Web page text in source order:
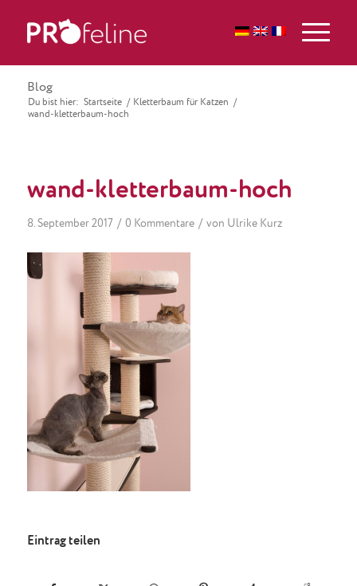
Blog
Du bist hier: Startseite / Kletterbaum für Katzen /
wand-kletterbaum-hoch
wand-kletterbaum-hoch
8. September 2017 / 0 Kommentare / von Ulrike Kurz
Eintrag teilen